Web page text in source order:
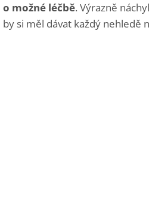
o možné léčbě. Výrazně
by si měl dávat každý nehledě